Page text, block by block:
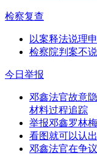
检察复查
以案释法说理
检察院判案不
今日举报
邓鑫法官故意
材料过程追踪
举报邓鑫罗林
看图就可以认
邓鑫法官在争